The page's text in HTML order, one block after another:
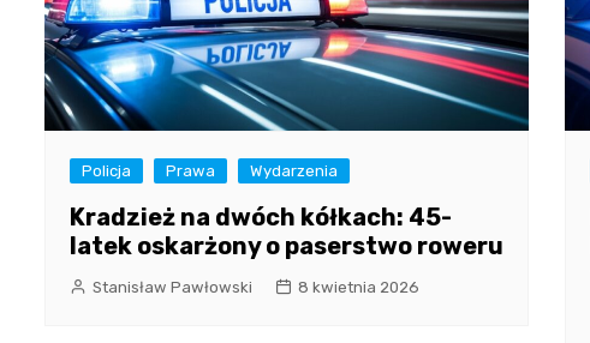
Policja Prawa Wydarzenia
Kradzież na dwóch kółkach: 45-
latek oskarżony o paserstwo roweru
Stanisław Pawłowski 8 kwietnia 2026